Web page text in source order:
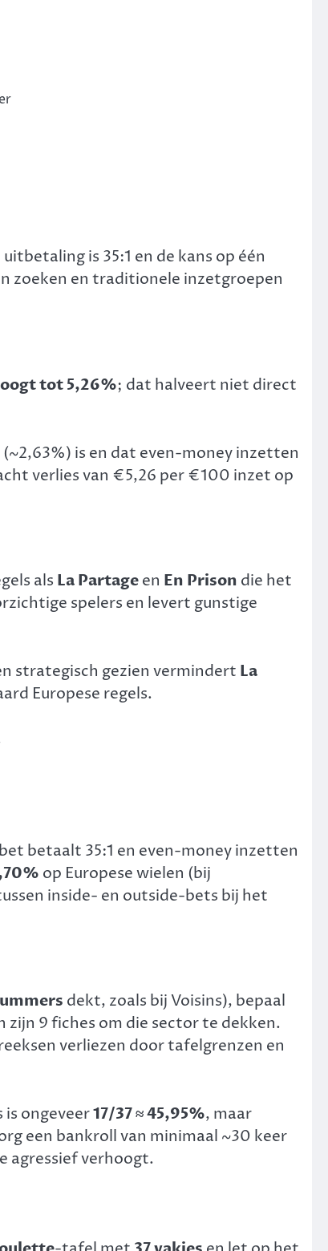
is 35:1 en de kans op één
zoeken en traditionele inzetgroepen
tot 5,26%; dat halveert niet direct
is en dat even-money inzetten
verlies van €5,26 per €100 inzet op
als La Partageen En Prison die het
spelers en levert gunstige
strategisch gezien vermindert La
Europese regels.
betaalt 35:1 en even-money inzetten
op Europese wielen (bij
inside- en outside-bets bij het
dekt, zoals bij Voisins), bepaal
zijn 9 fiches om die sector te dekken.
verliezen door tafelgrenzen en
is ongeveer17/37 ≈ 45,95%, maar
een bankroll van minimaal ~30 keer
agressief verhoogt.